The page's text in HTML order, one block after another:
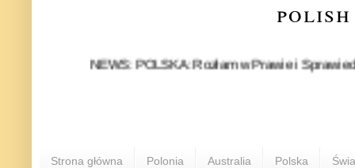
NEWS: POLSKA: Rozłam w Prawie i
Strona główna Polonia Australia Polska